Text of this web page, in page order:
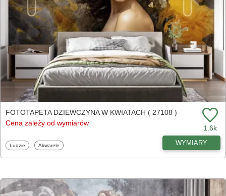
FOTOTAPETA DZIEWCZYNA W KWIATACH ( 27108 )
Cena zależy od wymiarów
1.6k
Fototapety
Ludzie Fototapety
Akwarele WYMIARY